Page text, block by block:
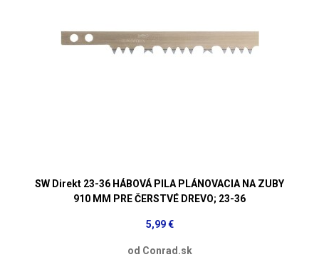
SW Direkt 23-36 HÁBOVÁ PILA PLÁNOVACIA NA ZUBY
910 MM PRE ČERSTVÉ DREVO; 23-36
5,99 €
od Conrad.sk